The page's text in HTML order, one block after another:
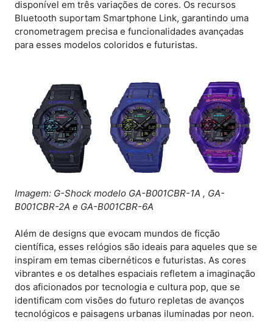
disponível em três variações de cores. Os recursos
Bluetooth suportam Smartphone Link, garantindo uma
cronometragem precisa e funcionalidades avançadas
para esses modelos coloridos e futuristas.
Imagem: G-Shock modelo GA-B001CBR-1A , GA-
B001CBR-2A e GA-B001CBR-6A
Além de designs que evocam mundos de ficção
científica, esses relógios são ideais para aqueles que se
inspiram em temas cibernéticos e futuristas. As cores
vibrantes e os detalhes espaciais refletem a imaginação
dos aficionados por tecnologia e cultura pop, que se
identificam com visões do futuro repletas de avanços
tecnológicos e paisagens urbanas iluminadas por neon.